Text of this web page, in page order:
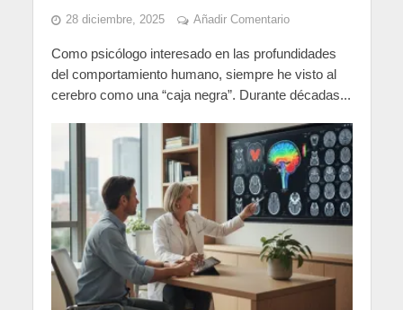
28 diciembre, 2025 Añadir Comentario
Como psicólogo interesado en las profundidades
del comportamiento humano, siempre he visto al
cerebro como una “caja negra”. Durante décadas...